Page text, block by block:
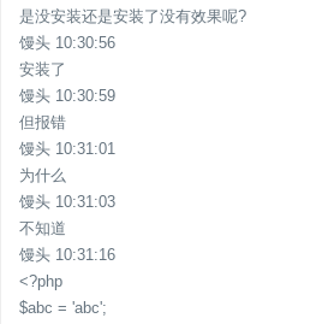
是没安装还是安装了没有效果呢?
馒头 10:30:56
安装了
馒头 10:30:59
但报错
馒头 10:31:01
为什么
馒头 10:31:03
不知道
馒头 10:31:16
<?php
$abc = 'abc';